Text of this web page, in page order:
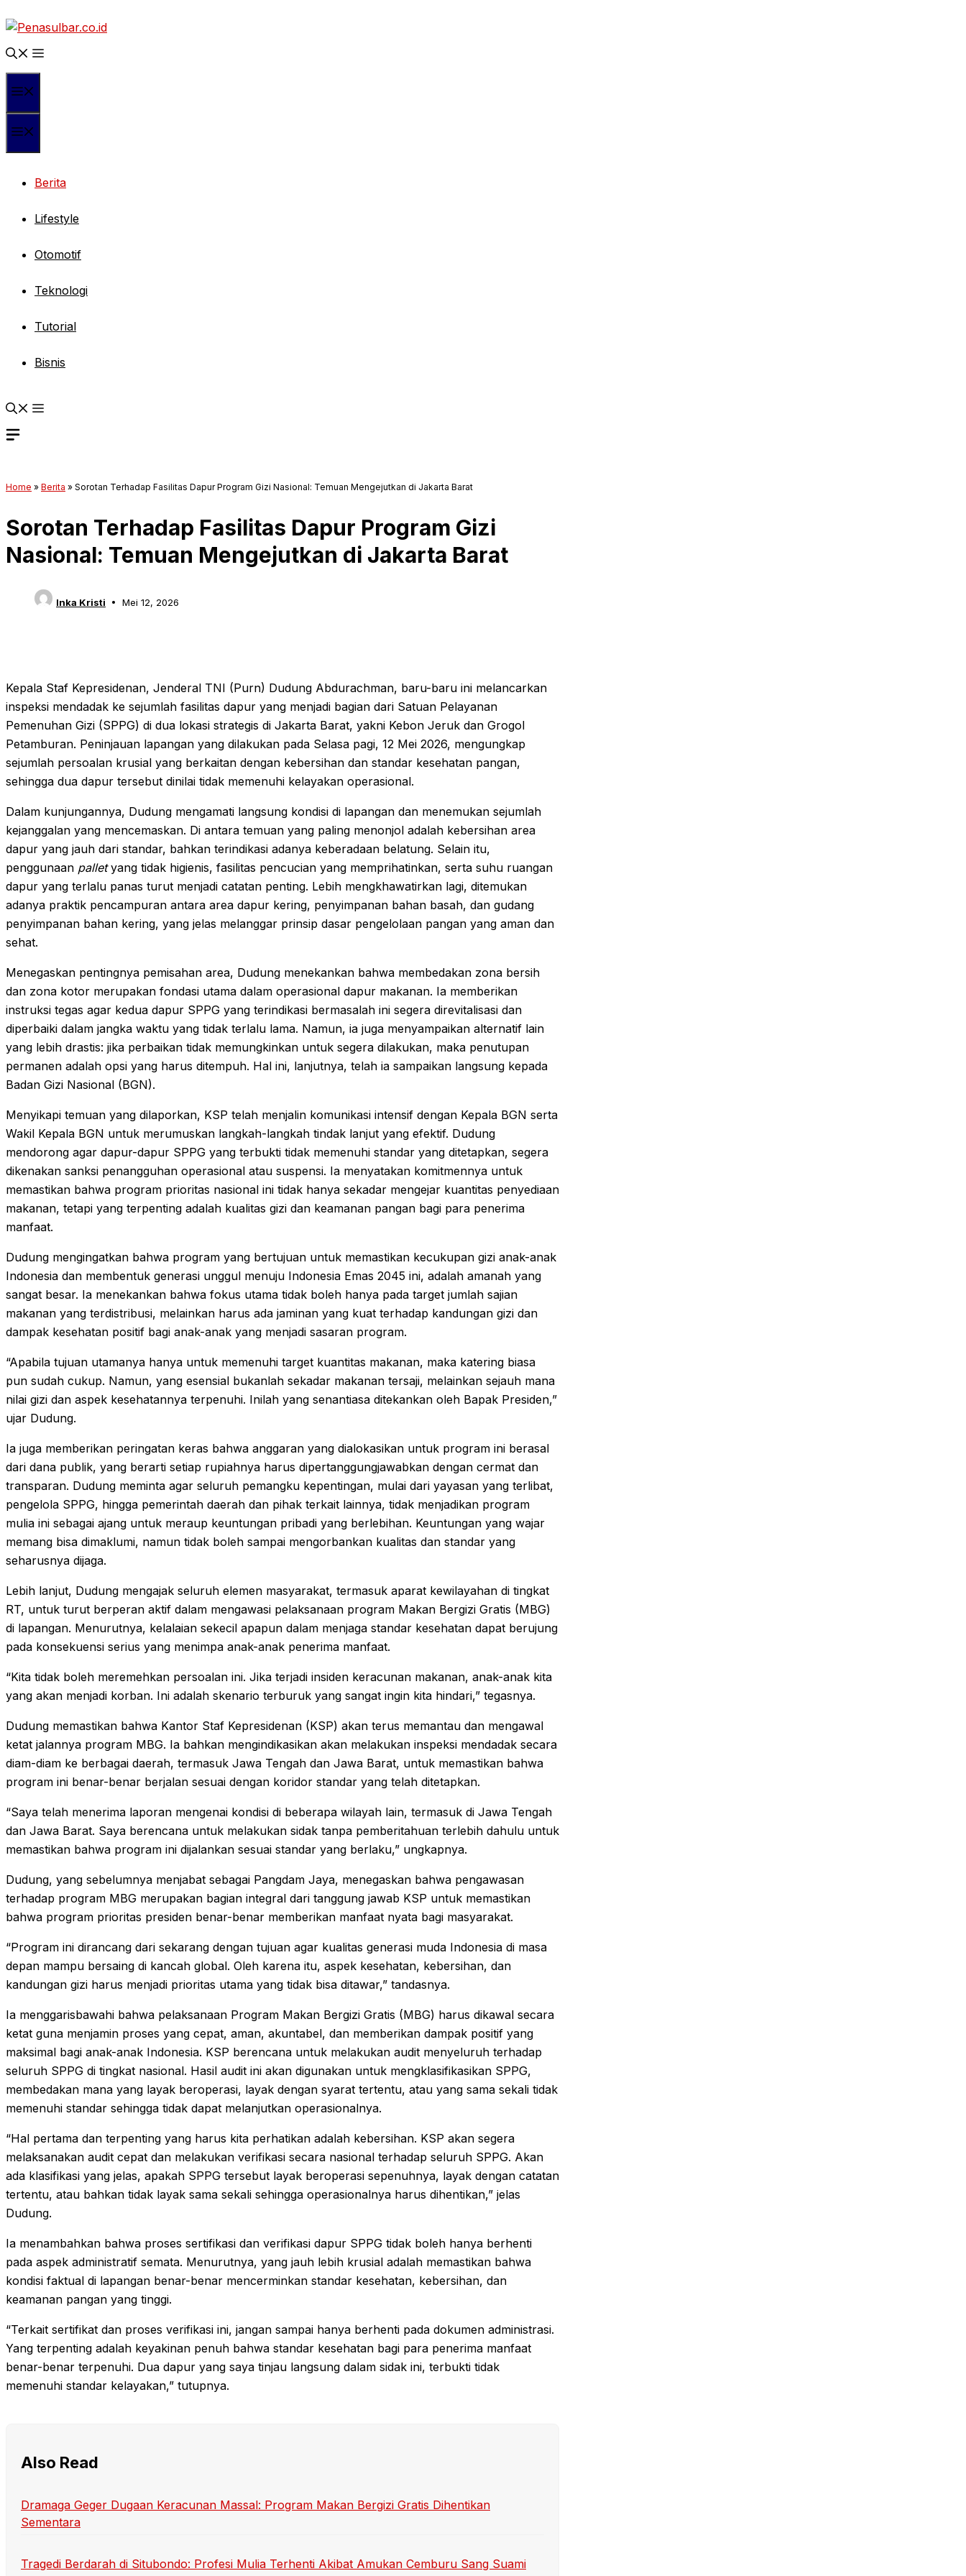
ke
isi
Berita
Lifestyle
Otomotif
Teknologi
Tutorial
Bisnis
Home » Berita » Sorotan Terhadap Fasilitas Dapur Program Gizi Nasional: Temuan Mengejutkan di Jakarta Barat
Sorotan Terhadap Fasilitas Dapur Program Gizi
Nasional: Temuan Mengejutkan di Jakarta Barat
Inka Kristi Mei 12, 2026
Kepala Staf Kepresidenan, Jenderal TNI (Purn) Dudung Abdurachman, baru-baru ini melancarkan
inspeksi mendadak ke sejumlah fasilitas dapur yang menjadi bagian dari Satuan Pelayanan
Pemenuhan Gizi (SPPG) di dua lokasi strategis di Jakarta Barat, yakni Kebon Jeruk dan Grogol
Petamburan. Peninjauan lapangan yang dilakukan pada Selasa pagi, 12 Mei 2026, mengungkap
sejumlah persoalan krusial yang berkaitan dengan kebersihan dan standar kesehatan pangan,
sehingga dua dapur tersebut dinilai tidak memenuhi kelayakan operasional.
Dalam kunjungannya, Dudung mengamati langsung kondisi di lapangan dan menemukan sejumlah
kejanggalan yang mencemaskan. Di antara temuan yang paling menonjol adalah kebersihan area
dapur yang jauh dari standar, bahkan terindikasi adanya keberadaan belatung. Selain itu,
penggunaan palletyang tidak higienis, fasilitas pencucian yang memprihatinkan, serta suhu ruangan
dapur yang terlalu panas turut menjadi catatan penting. Lebih mengkhawatirkan lagi, ditemukan
adanya praktik pencampuran antara area dapur kering, penyimpanan bahan basah, dan gudang
penyimpanan bahan kering, yang jelas melanggar prinsip dasar pengelolaan pangan yang aman dan
sehat.
Menegaskan pentingnya pemisahan area, Dudung menekankan bahwa membedakan zona bersih
dan zona kotor merupakan fondasi utama dalam operasional dapur makanan. Ia memberikan
instruksi tegas agar kedua dapur SPPG yang terindikasi bermasalah ini segera direvitalisasi dan
diperbaiki dalam jangka waktu yang tidak terlalu lama. Namun, ia juga menyampaikan alternatif lain
yang lebih drastis: jika perbaikan tidak memungkinkan untuk segera dilakukan, maka penutupan
permanen adalah opsi yang harus ditempuh. Hal ini, lanjutnya, telah ia sampaikan langsung kepada
Badan Gizi Nasional (BGN).
Menyikapi temuan yang dilaporkan, KSP telah menjalin komunikasi intensif dengan Kepala BGN serta
Wakil Kepala BGN untuk merumuskan langkah-langkah tindak lanjut yang efektif. Dudung
mendorong agar dapur-dapur SPPG yang terbukti tidak memenuhi standar yang ditetapkan, segera
dikenakan sanksi penangguhan operasional atau suspensi. Ia menyatakan komitmennya untuk
memastikan bahwa program prioritas nasional ini tidak hanya sekadar mengejar kuantitas penyediaan
makanan, tetapi yang terpenting adalah kualitas gizi dan keamanan pangan bagi para penerima
manfaat.
Dudung mengingatkan bahwa program yang bertujuan untuk memastikan kecukupan gizi anak-anak
Indonesia dan membentuk generasi unggul menuju Indonesia Emas 2045 ini, adalah amanah yang
sangat besar. Ia menekankan bahwa fokus utama tidak boleh hanya pada target jumlah sajian
makanan yang terdistribusi, melainkan harus ada jaminan yang kuat terhadap kandungan gizi dan
dampak kesehatan positif bagi anak-anak yang menjadi sasaran program.
“Apabila tujuan utamanya hanya untuk memenuhi target kuantitas makanan, maka katering biasa
pun sudah cukup. Namun, yang esensial bukanlah sekadar makanan tersaji, melainkan sejauh mana
nilai gizi dan aspek kesehatannya terpenuhi. Inilah yang senantiasa ditekankan oleh Bapak Presiden,”
ujar Dudung.
Ia juga memberikan peringatan keras bahwa anggaran yang dialokasikan untuk program ini berasal
dari dana publik, yang berarti setiap rupiahnya harus dipertanggungjawabkan dengan cermat dan
transparan. Dudung meminta agar seluruh pemangku kepentingan, mulai dari yayasan yang terlibat,
pengelola SPPG, hingga pemerintah daerah dan pihak terkait lainnya, tidak menjadikan program
mulia ini sebagai ajang untuk meraup keuntungan pribadi yang berlebihan. Keuntungan yang wajar
memang bisa dimaklumi, namun tidak boleh sampai mengorbankan kualitas dan standar yang
seharusnya dijaga.
Lebih lanjut, Dudung mengajak seluruh elemen masyarakat, termasuk aparat kewilayahan di tingkat
RT, untuk turut berperan aktif dalam mengawasi pelaksanaan program Makan Bergizi Gratis (MBG)
di lapangan. Menurutnya, kelalaian sekecil apapun dalam menjaga standar kesehatan dapat berujung
pada konsekuensi serius yang menimpa anak-anak penerima manfaat.
“Kita tidak boleh meremehkan persoalan ini. Jika terjadi insiden keracunan makanan, anak-anak kita
yang akan menjadi korban. Ini adalah skenario terburuk yang sangat ingin kita hindari,” tegasnya.
Dudung memastikan bahwa Kantor Staf Kepresidenan (KSP) akan terus memantau dan mengawal
ketat jalannya program MBG. Ia bahkan mengindikasikan akan melakukan inspeksi mendadak secara
diam-diam ke berbagai daerah, termasuk Jawa Tengah dan Jawa Barat, untuk memastikan bahwa
program ini benar-benar berjalan sesuai dengan koridor standar yang telah ditetapkan.
“Saya telah menerima laporan mengenai kondisi di beberapa wilayah lain, termasuk di Jawa Tengah
dan Jawa Barat. Saya berencana untuk melakukan sidak tanpa pemberitahuan terlebih dahulu untuk
memastikan bahwa program ini dijalankan sesuai standar yang berlaku,” ungkapnya.
Dudung, yang sebelumnya menjabat sebagai Pangdam Jaya, menegaskan bahwa pengawasan
terhadap program MBG merupakan bagian integral dari tanggung jawab KSP untuk memastikan
bahwa program prioritas presiden benar-benar memberikan manfaat nyata bagi masyarakat.
“Program ini dirancang dari sekarang dengan tujuan agar kualitas generasi muda Indonesia di masa
depan mampu bersaing di kancah global. Oleh karena itu, aspek kesehatan, kebersihan, dan
kandungan gizi harus menjadi prioritas utama yang tidak bisa ditawar,” tandasnya.
Ia menggarisbawahi bahwa pelaksanaan Program Makan Bergizi Gratis (MBG) harus dikawal secara
ketat guna menjamin proses yang cepat, aman, akuntabel, dan memberikan dampak positif yang
maksimal bagi anak-anak Indonesia. KSP berencana untuk melakukan audit menyeluruh terhadap
seluruh SPPG di tingkat nasional. Hasil audit ini akan digunakan untuk mengklasifikasikan SPPG,
membedakan mana yang layak beroperasi, layak dengan syarat tertentu, atau yang sama sekali tidak
memenuhi standar sehingga tidak dapat melanjutkan operasionalnya.
“Hal pertama dan terpenting yang harus kita perhatikan adalah kebersihan. KSP akan segera
melaksanakan audit cepat dan melakukan verifikasi secara nasional terhadap seluruh SPPG. Akan
ada klasifikasi yang jelas, apakah SPPG tersebut layak beroperasi sepenuhnya, layak dengan catatan
tertentu, atau bahkan tidak layak sama sekali sehingga operasionalnya harus dihentikan,” jelas
Dudung.
Ia menambahkan bahwa proses sertifikasi dan verifikasi dapur SPPG tidak boleh hanya berhenti
pada aspek administratif semata. Menurutnya, yang jauh lebih krusial adalah memastikan bahwa
kondisi faktual di lapangan benar-benar mencerminkan standar kesehatan, kebersihan, dan
keamanan pangan yang tinggi.
“Terkait sertifikat dan proses verifikasi ini, jangan sampai hanya berhenti pada dokumen administrasi.
Yang terpenting adalah keyakinan penuh bahwa standar kesehatan bagi para penerima manfaat
benar-benar terpenuhi. Dua dapur yang saya tinjau langsung dalam sidak ini, terbukti tidak
memenuhi standar kelayakan,” tutupnya.
Also Read
Dramaga Geger Dugaan Keracunan Massal: Program Makan Bergizi Gratis Dihentikan
Sementara
Tragedi Berdarah di Situbondo: Profesi Mulia Terhenti Akibat Amukan Cemburu Sang Suami